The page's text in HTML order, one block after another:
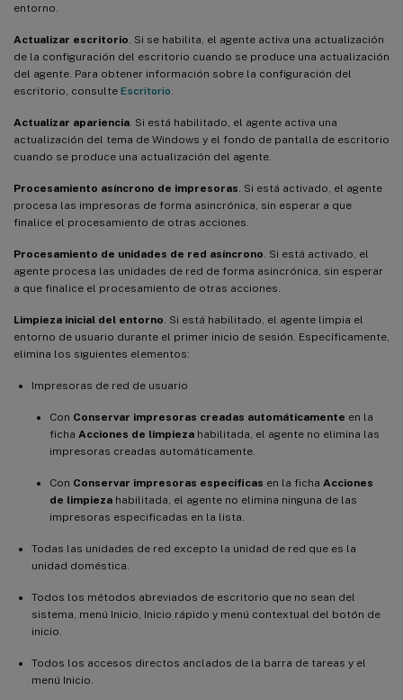
entorno.
Actualizar escritorio . Si se habilita, el agente activa una actualización
de la configuración del escritorio cuando se produce una actualización
del agente. Para obtener información sobre la configuración del
escritorio, consulte Escritorio
Actualizar apariencia . Si está habilitado, el agente activa una
actualización del tema de Windows y el fondo de pantalla de escritorio
cuando se produce una actualización del agente.
Procesamiento asíncrono de impresoras . Si está activado, el agente
procesa las impresoras de forma asincrónica, sin esperar a que
finalice el procesamiento de otras acciones.
Procesamiento de unidades de red asíncrono . Si está activado, el
agente procesa las unidades de red de forma asincrónica, sin esperar
a que finalice el procesamiento de otras acciones.
Limpieza inicial del entorno . Si está habilitado, el agente limpia el
entorno de usuario durante el primer inicio de sesión. Específicamente,
elimina los siguientes elementos:
Impresoras de red de usuario
Con Conservar impresoras creadas automáticamente en la
ficha Acciones de limpieza habilitada, el agente no elimina las
impresoras creadas automáticamente.
Con Conservar impresoras específicas en la ficha Acciones
de limpieza habilitada, el agente no elimina ninguna de las
impresoras especificadas en la lista.
Todas las unidades de red excepto la unidad de red que es la
unidad doméstica.
Todos los métodos abreviados de escritorio que no sean del
sistema, menú Inicio, Inicio rápido y menú contextual del botón de
inicio.
Todos los accesos directos anclados de la barra de tareas y el
menú Inicio.